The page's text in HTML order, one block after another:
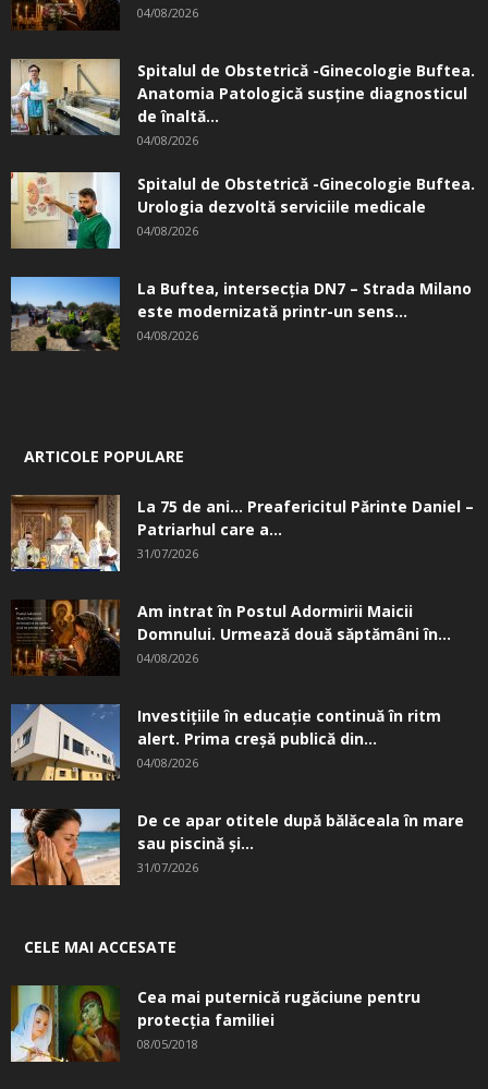
04/08/2026
Spitalul de Obstetrică -Ginecologie Buftea.
Anatomia Patologică susţine diagnosticul
de înaltă...
04/08/2026
Spitalul de Obstetrică -Ginecologie Buftea.
Urologia dezvoltă serviciile medicale
04/08/2026
La Buftea, intersecţia DN7 – Strada Milano
este modernizată printr-un sens...
04/08/2026
ARTICOLE POPULARE
La 75 de ani… Preafericitul Părinte Daniel –
Patriarhul care a...
31/07/2026
Am intrat în Postul Adormirii Maicii
Domnului. Urmează două săptămâni în...
04/08/2026
Investițiile în educație continuă în ritm
alert. Prima creşă publică din...
04/08/2026
De ce apar otitele după bălăceala în mare
sau piscină și...
31/07/2026
CELE MAI ACCESATE
Cea mai puternică rugăciune pentru
protecția familiei
08/05/2018